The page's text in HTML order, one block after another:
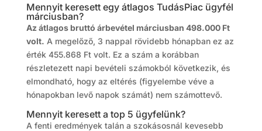
Mennyit keresett egy átlagos TudásPiac ügyfél
márciusban?
Az átlagos bruttó árbevétel márciusban 498.000 Ft
volt. A megelőző, 3 nappal rövidebb hónapban ez az
érték 455.868 Ft volt. Ez a szám a korábban
részletezett napi bevételi számokból következik, és
elmondható, hogy az eltérés (figyelembe véve a
hónapokban levő napok számát) nem számottevő.
Mennyit keresett a top 5 ügyfelünk?
A fenti eredmények talán a szokásosnál kevesebb